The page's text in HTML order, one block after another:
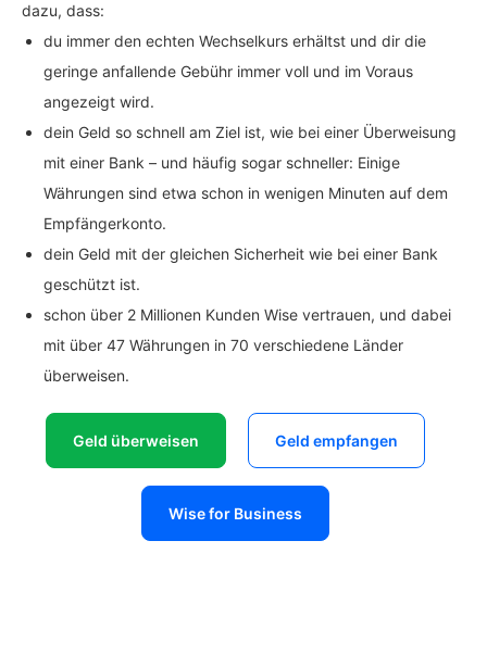
dazu, dass:
du immer den echten Wechselkurs erhältst und dir die
geringe anfallende Gebühr immer voll und im Voraus
angezeigt wird.
dein Geld so schnell am Ziel ist, wie bei einer Überweisung
mit einer Bank – und häufig sogar schneller: Einige
Währungen sind etwa schon in wenigen Minuten auf dem
Empfängerkonto.
dein Geld mit der gleichen Sicherheit wie bei einer Bank
geschützt ist.
schon über 2 Millionen Kunden Wise vertrauen, und dabei
mit über 47 Währungen in 70 verschiedene Länder
überweisen.
Geld überweisen Geld empfangen
Wise for Business